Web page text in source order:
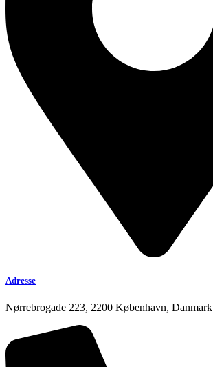
Adresse
Nørrebrogade 223, 2200 København, Danmark